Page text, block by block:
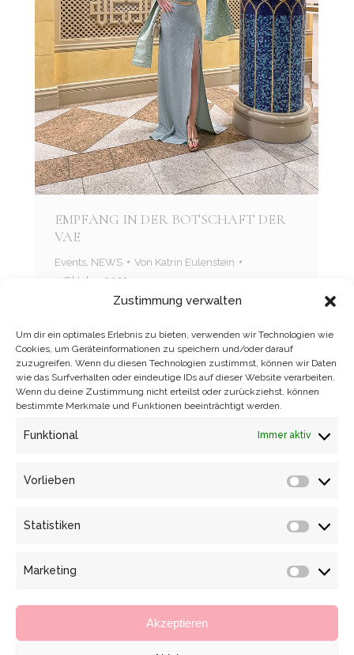
Zustimmung verwalten
Um dir ein optimales Erlebnis zu bieten, verwenden wir Technologien wie
Cookies, um Geräteinformationen zu speichern und/oder darauf
zuzugreifen. Wenn du diesen Technologien zustimmst, können wir Daten
wie das Surfverhalten oder eindeutige IDs auf dieser Website verarbeiten.
Wenn du deine Zustimmung nicht erteilst oder zurückziehst, können
bestimmte Merkmale und Funktionen beeinträchtigt werden.
Funktional Immer aktiv
Vorlieben
Statistiken
Marketing
Akzeptieren
EMPFANG IN DER BOTSCHAFT DER
VAE
Events, NEWS Von Katrin Eulenstein
1. Oktober 2022
Anlässlich der 50-jährigen diplomatischen
Beziehungen zwischen Deutschland und
den Vereinigten Arabischen Emiraten fand
am 27. September 2022 ein
Botschaftsempfang in Berlin statt. Bei
dieser Gelegenheit wurde das Projekt des
Dresdner Opernballs in den Vereinigten
am 15. November 2022 das erste Mal in der
Ich wählte ein schlichtes, elegantes Outfit
geschnittenes und langes Abendkleid mit